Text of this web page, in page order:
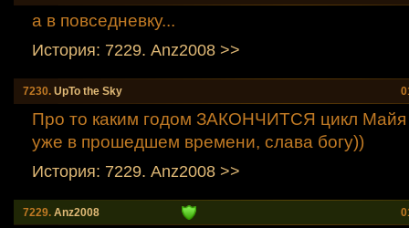
а в повседневку...
История: 7229. Anz2008 >>
7230. UpTo the Sky
Про то каким годом ЗАКОНЧИТСЯ цикл Майя
уже в прошедшем времени, слава богу))
История: 7229. Anz2008 >>
7229. Anz2008